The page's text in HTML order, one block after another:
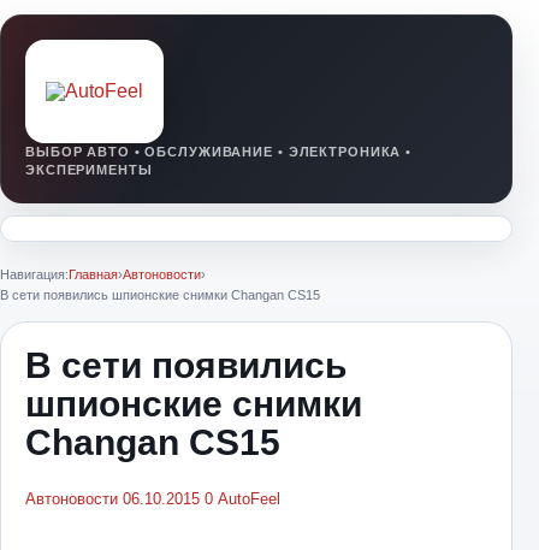
Навигация:Главная›Автоновости›
В сети появились шпионские снимки Changan CS15
В сети появились
шпионские снимки
Changan CS15
Автоновости 06.10.2015 0 AutoFeel